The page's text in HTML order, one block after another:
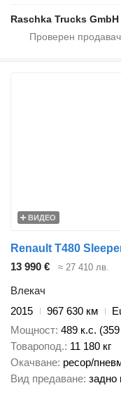
Raschka Trucks GmbH
ВИДЕО
Renault T480
13 990 €
≈ 27 410 лв.
Влекач
2015
967 630 км
Мощност 489 к.с.
Товаропод. 11 180 кг
Окачване ресор/
Вид предаване задно